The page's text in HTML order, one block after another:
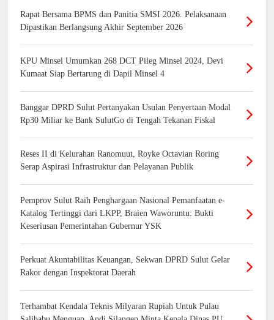
Rapat Bersama BPMS dan Panitia SMSI 2026. Pelaksanaan
Dipastikan Berlangsung Akhir September 2026
KPU Minsel Umumkan 268 DCT Pileg Minsel 2024, Devi
Kumaat Siap Bertarung di Dapil Minsel 4
Banggar DPRD Sulut Pertanyakan Usulan Penyertaan Modal
Rp30 Miliar ke Bank SulutGo di Tengah Tekanan Fiskal
Reses II di Kelurahan Ranomuut, Royke Octavian Roring
Serap Aspirasi Infrastruktur dan Pelayanan Publik
Pemprov Sulut Raih Penghargaan Nasional Pemanfaatan e-
Katalog Tertinggi dari LKPP, Braien Waworuntu: Bukti
Keseriusan Pemerintahan Gubernur YSK
Perkuat Akuntabilitas Keuangan, Sekwan DPRD Sulut Gelar
Rakor dengan Inspektorat Daerah
Terhambat Kendala Teknis Milyaran Rupiah Untuk Pulau